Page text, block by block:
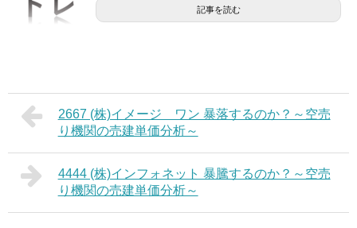
記事を読む
2667 (株)イメージ ワン 暴落するのか？～空売
り機関の売建単価分析～
4444 (株)インフォネット 暴騰するのか？～空売
り機関の売建単価分析～